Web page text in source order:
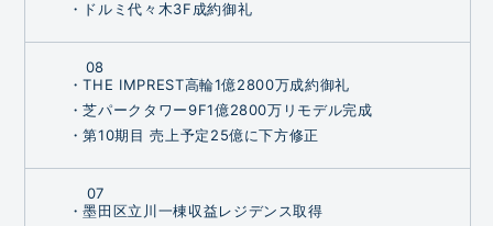
・ドルミ代々木3F成約御礼
08
・THE IMPREST高輪1億2800万成約御礼
・芝パークタワー9F1億2800万リモデル完成
・第10期目 売上予定25億に下方修正
07
・墨田区立川一棟収益レジデンス取得